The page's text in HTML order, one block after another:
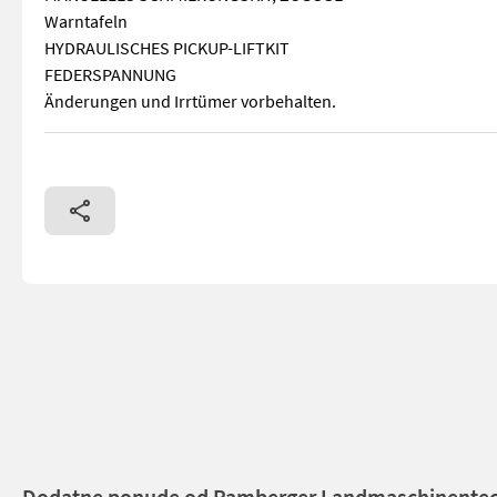
Warntafeln
HYDRAULISCHES PICKUP-LIFTKIT
FEDERSPANNUNG
Änderungen und Irrtümer vorbehalten.
Kleinballenpresse - Länge 46cm, Breite 36cm, Höhe 31 -